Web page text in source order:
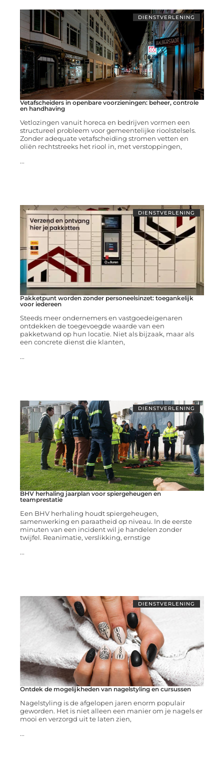
DIENSTVERLENING
Vetafscheiders in openbare voorzieningen: beheer, controle
en handhaving
Vetlozingen vanuit horeca en bedrijven vormen een
structureel probleem voor gemeentelijke rioolstelsels.
Zonder adequate vetafscheiding stromen vetten en
oliën rechtstreeks het riool in, met verstoppingen,
...
DIENSTVERLENING
Pakketpunt worden zonder personeelsinzet: toegankelijk
voor iedereen
Steeds meer ondernemers en vastgoedeigenaren
ontdekken de toegevoegde waarde van een
pakketwand op hun locatie. Niet als bijzaak, maar als
een concrete dienst die klanten,
...
DIENSTVERLENING
BHV herhaling jaarplan voor spiergeheugen en
teamprestatie
Een BHV herhaling houdt spiergeheugen,
samenwerking en paraatheid op niveau. In de eerste
minuten van een incident wil je handelen zonder
twijfel. Reanimatie, verslikking, ernstige
...
DIENSTVERLENING
Ontdek de mogelijkheden van nagelstyling en cursussen
Nagelstyling is de afgelopen jaren enorm populair
geworden. Het is niet alleen een manier om je nagels er
mooi en verzorgd uit te laten zien,
...